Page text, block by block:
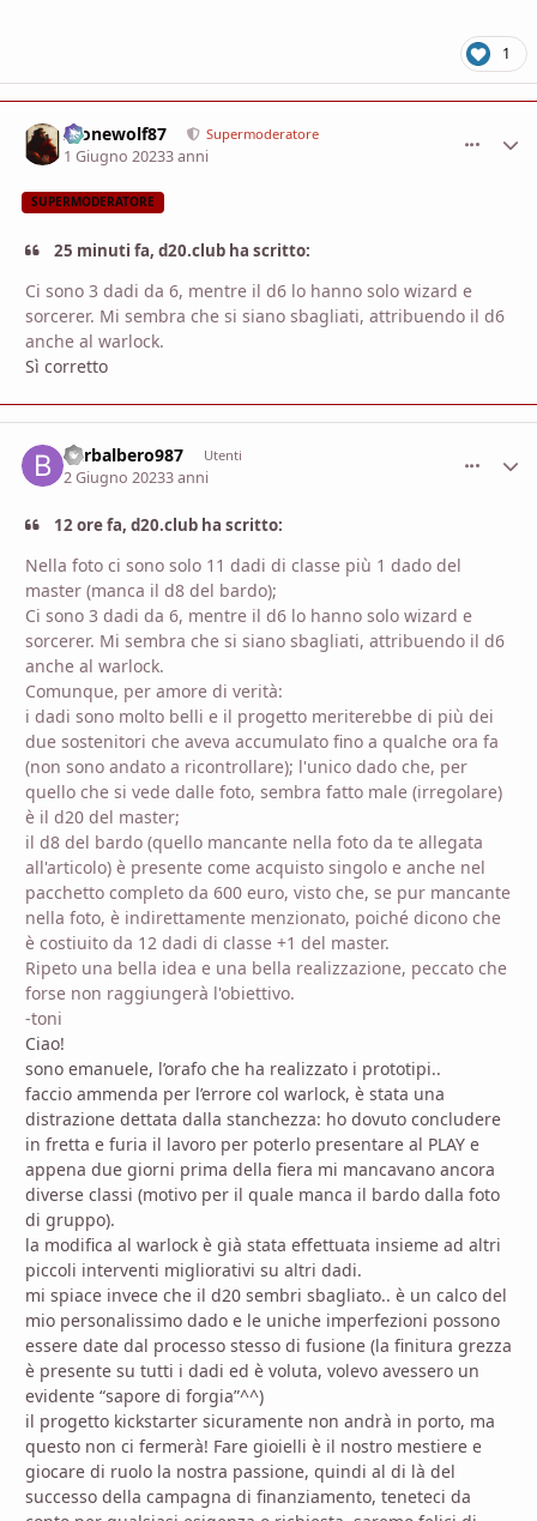
1
Alonewolf87 Supermoderatore
1 Giugno 20233 anni
SUPERMODERATORE
25 minuti fa, d20.club ha scritto:
Ci sono 3 dadi da 6, mentre il d6 lo hanno solo wizard e
sorcerer. Mi sembra che si siano sbagliati, attribuendo il d6
anche al warlock.
Sì corretto
Barbalbero987 Utenti
2 Giugno 20233 anni
12 ore fa, d20.club ha scritto:
Nella foto ci sono solo 11 dadi di classe più 1 dado del
master (manca il d8 del bardo);
Ci sono 3 dadi da 6, mentre il d6 lo hanno solo wizard e
sorcerer. Mi sembra che si siano sbagliati, attribuendo il d6
anche al warlock.
Comunque, per amore di verità:
i dadi sono molto belli e il progetto meriterebbe di più dei
due sostenitori che aveva accumulato fino a qualche ora fa
(non sono andato a ricontrollare); l'unico dado che, per
quello che si vede dalle foto, sembra fatto male (irregolare)
è il d20 del master;
il d8 del bardo (quello mancante nella foto da te allegata
all'articolo) è presente come acquisto singolo e anche nel
pacchetto completo da 600 euro, visto che, se pur mancante
nella foto, è indirettamente menzionato, poiché dicono che
è costiuito da 12 dadi di classe +1 del master.
Ripeto una bella idea e una bella realizzazione, peccato che
forse non raggiungerà l'obiettivo.
-toni
Ciao!
sono emanuele, l’orafo che ha realizzato i prototipi..
faccio ammenda per l’errore col warlock, è stata una
distrazione dettata dalla stanchezza: ho dovuto concludere
in fretta e furia il lavoro per poterlo presentare al PLAY e
appena due giorni prima della fiera mi mancavano ancora
diverse classi (motivo per il quale manca il bardo dalla foto
di gruppo).
la modifica al warlock è già stata effettuata insieme ad altri
piccoli interventi migliorativi su altri dadi.
mi spiace invece che il d20 sembri sbagliato.. è un calco del
mio personalissimo dado e le uniche imperfezioni possono
essere date dal processo stesso di fusione (la finitura grezza
è presente su tutti i dadi ed è voluta, volevo avessero un
evidente “sapore di forgia”^^)
il progetto kickstarter sicuramente non andrà in porto, ma
questo non ci fermerà! Fare gioielli è il nostro mestiere e
giocare di ruolo la nostra passione, quindi al di là del
successo della campagna di finanziamento, teneteci da